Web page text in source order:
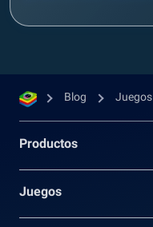
Blog Juegos
Productos
Juegos